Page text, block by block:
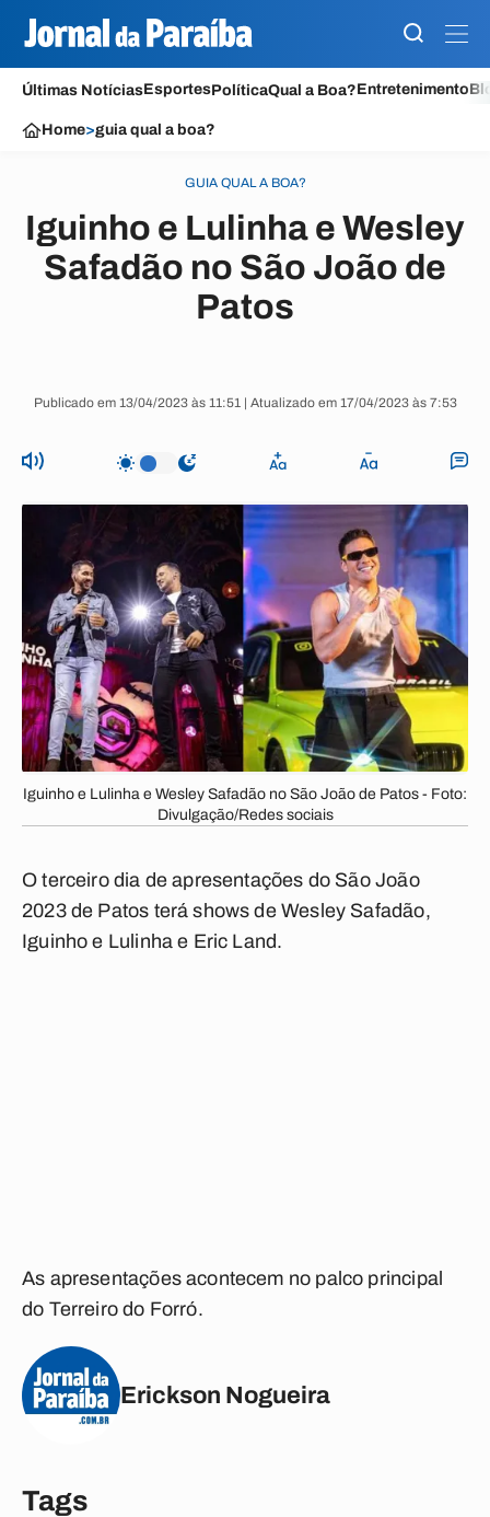
Últimas NotíciasEsportesPolíticaQual a Boa?Entretenimento
Home>guia qual a boa?
GUIA QUAL A BOA?
Iguinho e Lulinha e Wesley
Safadão no São João de
Patos
Publicado em 13/04/2023 às 11:51 | Atualizado em 17/04/2023 às 7:53
Iguinho e Lulinha e Wesley Safadão no São João de Patos - Foto:
Divulgação/Redes sociais
O terceiro dia de apresentações do São João
2023 de Patos terá shows de Wesley Safadão,
Iguinho e Lulinha e Eric Land.
As apresentações acontecem no palco principal
do Terreiro do Forró.
Erickson Nogueira
Tags